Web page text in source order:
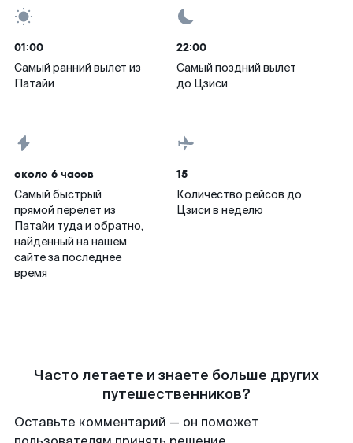
01:00
Самый ранний вылет из
Патайи
22:00
Самый поздний вылет
до Цзиси
около 6 часов
Самый быстрый
прямой перелет из
Патайи туда и обратно,
найденный на нашем
сайте за последнее
время
15
Количество рейсов до
Цзиси в неделю
Часто летаете и знаете больше других
путешественников?
Оставьте комментарий — он поможет